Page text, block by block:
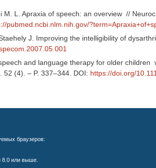
L. Apraxia of speech: an overview //
pubmed.ncbi.nlm.nih.gov/
J. Improving the intelligibility of
and language therapy for older
52 (4). – P. 337‒344. DOI: https://doi.org/
браузеров:
8.0 или выше.